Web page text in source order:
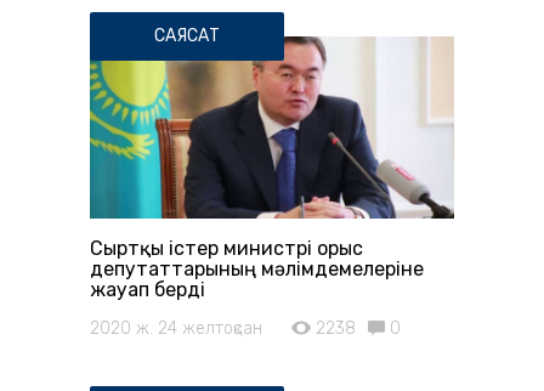
САЯСАТ
Сыртқы істер министрі орыс
депутаттарының мәлімдемелеріне
жауап берді
2020 ж. 24 желтоқсан 2238 0